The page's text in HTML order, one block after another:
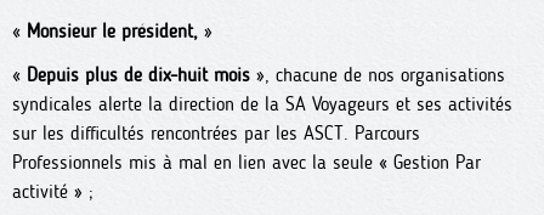
« Monsieur le président, »
« Depuis plus de dix-huit mois », chacune de nos organisations
syndicales alerte la direction de la SA Voyageurs et ses activités
sur les difficultés rencontrées par les ASCT. Parcours
Professionnels mis à mal en lien avec la seule « Gestion Par
activité » ;